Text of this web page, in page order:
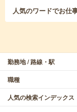
人気のワードでお仕
勤務地 / 路線・駅
職種
人気の検索インデックス